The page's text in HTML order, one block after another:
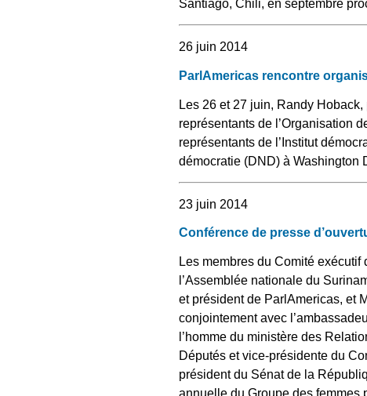
Santiago, Chili, en septembre
26 juin 2014
ParlAmericas rencontre
Les 26 et 27 juin, Randy
représentants de l’Organisation
représentants de l’Institut
démocratie (DND) à Washington
23 juin 2014
Conférence de presse
Les membres du Comité
l’Assemblée nationale du
et président de ParlAmericas, et
conjointement avec
l’homme du ministère des
Députés et vice-présidente du
président du Sénat de la